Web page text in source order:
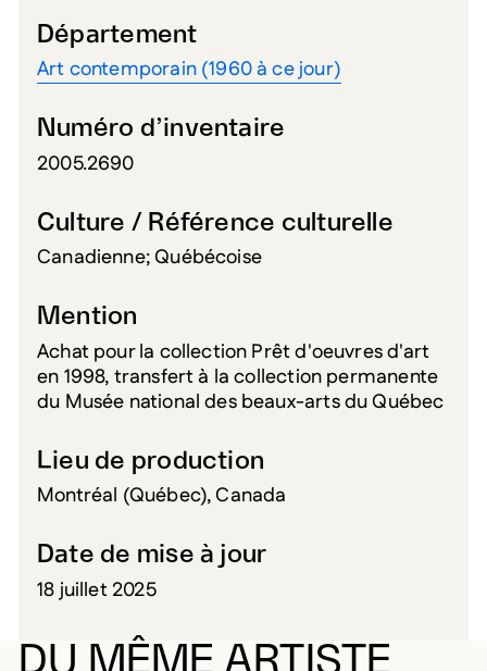
Département
Art contemporain (1960 à ce jour)
Numéro d’inventaire
2005.2690
Culture / Référence culturelle
Canadienne; Québécoise
Mention
Achat pour la collection Prêt d'oeuvres d'art
en 1998, transfert à la collection permanente
du Musée national des beaux-arts du Québec
Lieu de production
Montréal (Québec), Canada
Date de mise à jour
18 juillet 2025
DU MÊME ARTISTE